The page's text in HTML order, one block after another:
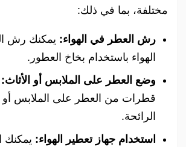
مختلفة، بما في ذلك:
رش العطر في الهواء: يمكنك رش
الهواء باستخدام بخاخ العطور.
وضع العطر على الملابس أو الأثاث:
قطرات من العطر على الملابس أو
الرائحة.
استخدام جهاز تعطير الهواء: يمكنك